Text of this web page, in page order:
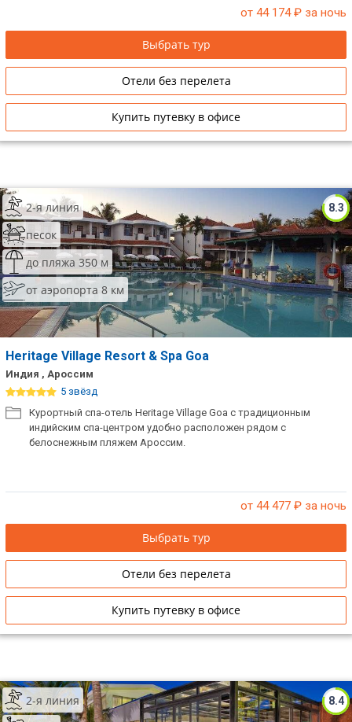
от 44 174₽ за ночь
Выбрать тур
Отели без перелета
Купить путевку в офисе
8.3
2-я линия
песок
до пляжа 350 м
от аэропорта 8 км
Heritage Village Resort & Spa Goa
Индия , Ароссим
5 звёзд
Курортный спа-отель Heritage Village Goa с традиционным
индийским спа-центром удобно расположен рядом с
белоснежным пляжем Ароссим.
от 44 477 ₽ за ночь
Выбрать тур
Отели без перелета
Купить путевку в офисе
8.4
2-я линия